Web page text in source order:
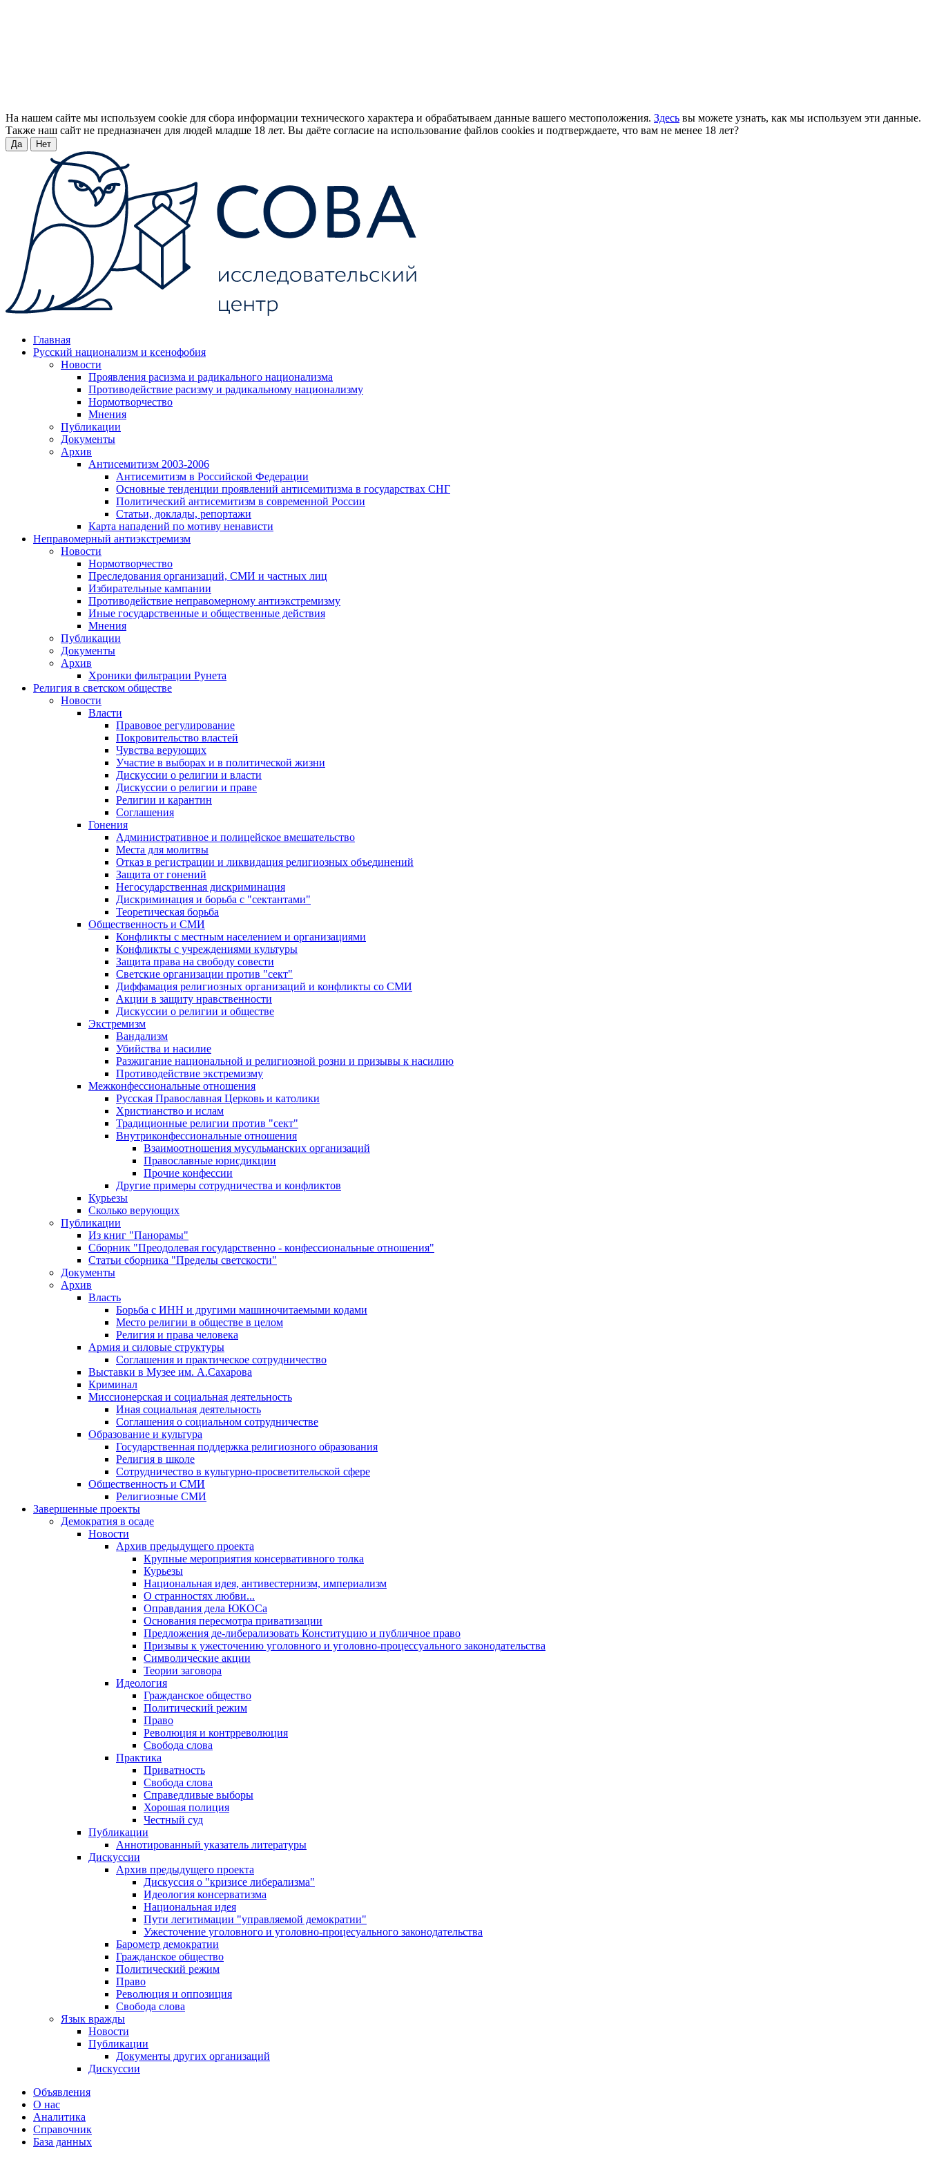
На нашем сайте мы используем cookie для сбора информации технического характера и обрабатываем данные вашего местоположения. Здесь вы можете узнать, как мы используем эти данные.
Также наш сайт не предназначен для людей младше 18 лет. Вы даёте согласие на использование файлов cookies и подтверждаете, что вам не менее 18 лет?
Да Нет
Главная
Русский национализм и ксенофобия
Новости
Проявления расизма и радикального национализма
Противодействие расизму и радикальному национализму
Нормотворчество
Мнения
Публикации
Документы
Архив
Антисемитизм 2003-2006
Антисемитизм в Российской Федерации
Основные тенденции проявлений антисемитизма в государствах СНГ
Политический антисемитизм в современной России
Статьи, доклады, репортажи
Карта нападений по мотиву ненависти
Неправомерный антиэкстремизм
Новости
Нормотворчество
Преследования организаций, СМИ и частных лиц
Избирательные кампании
Противодействие неправомерному антиэкстремизму
Иные государственные и общественные действия
Мнения
Публикации
Документы
Архив
Хроники фильтрации Рунета
Религия в светском обществе
Новости
Власти
Правовое регулирование
Покровительство властей
Чувства верующих
Участие в выборах и в политической жизни
Дискуссии о религии и власти
Дискуссии о религии и праве
Религии и карантин
Соглашения
Гонения
Административное и полицейское вмешательство
Места для молитвы
Отказ в регистрации и ликвидация религиозных объединений
Защита от гонений
Негосударственная дискриминация
Дискриминация и борьба с "сектантами"
Теоретическая борьба
Общественность и СМИ
Конфликты с местным населением и организациями
Конфликты с учреждениями культуры
Защита права на свободу совести
Светские организации против "сект"
Диффамация религиозных организаций и конфликты со СМИ
Акции в защиту нравственности
Дискуссии о религии и обществе
Экстремизм
Вандализм
Убийства и насилие
Разжигание национальной и религиозной розни и призывы к насилию
Противодействие экстремизму
Межконфессиональные отношения
Русская Православная Церковь и католики
Христианство и ислам
Традиционные религии против "сект"
Внутриконфессиональные отношения
Взаимоотношения мусульманских организаций
Православные юрисдикции
Прочие конфессии
Другие примеры сотрудничества и конфликтов
Курьезы
Сколько верующих
Публикации
Из книг "Панорамы"
Сборник "Преодолевая государственно - конфессиональные отношения"
Статьи сборника "Пределы светскости"
Документы
Архив
Власть
Борьба с ИНН и другими машиночитаемыми кодами
Место религии в обществе в целом
Религия и права человека
Армия и силовые структуры
Соглашения и практическое сотрудничество
Выставки в Музее им. А.Сахарова
Криминал
Миссионерская и социальная деятельность
Иная социальная деятельность
Соглашения о социальном сотрудничестве
Образование и культура
Государственная поддержка религиозного образования
Религия в школе
Сотрудничество в культурно-просветительской сфере
Общественность и СМИ
Религиозные СМИ
Завершенные проекты
Демократия в осаде
Новости
Архив предыдущего проекта
Крупные мероприятия консервативного толка
Курьезы
Национальная идея, антивестернизм, империализм
О странностях любви...
Оправдания дела ЮКОСа
Основания пересмотра приватизации
Предложения де-либерализовать Конституцию и публичное право
Призывы к ужесточению уголовного и уголовно-процессуального законодательства
Символические акции
Теории заговора
Идеология
Гражданское общество
Политический режим
Право
Революция и контрреволюция
Свобода слова
Практика
Приватность
Свобода слова
Справедливые выборы
Хорошая полиция
Честный суд
Публикации
Аннотированный указатель литературы
Дискуссии
Архив предыдущего проекта
Дискуссия о "кризисе либерализма"
Идеология консерватизма
Национальная идея
Пути легитимации "управляемой демократии"
Ужесточение уголовного и уголовно-процесуального законодательства
Барометр демократии
Гражданское общество
Политический режим
Право
Революция и оппозиция
Свобода слова
Язык вражды
Новости
Публикации
Документы других организаций
Дискуссии
Объявления
О нас
Аналитика
Справочник
База данных